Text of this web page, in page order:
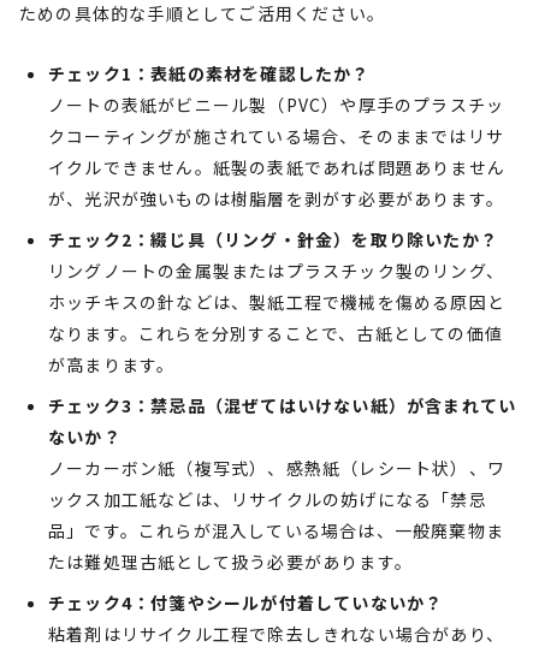
ための具体的な手順としてご活用ください。
チェック1：表紙の素材を確認したか？
ノートの表紙がビニール製（PVC）や厚手のプラスチッ
クコーティングが施されている場合、そのままではリサ
イクルできません。紙製の表紙であれば問題ありません
が、光沢が強いものは樹脂層を剥がす必要があります。
チェック2：綴じ具（リング・針金）を取り除いたか？
リングノートの金属製またはプラスチック製のリング、
ホッチキスの針などは、製紙工程で機械を傷める原因と
なります。これらを分別することで、古紙としての価値
が高まります。
チェック3：禁忌品（混ぜてはいけない紙）が含まれてい
ないか？
ノーカーボン紙（複写式）、感熱紙（レシート状）、ワ
ックス加工紙などは、リサイクルの妨げになる「禁忌
品」です。これらが混入している場合は、一般廃棄物ま
たは難処理古紙として扱う必要があります。
チェック4：付箋やシールが付着していないか？
粘着剤はリサイクル工程で除去しきれない場合があり、